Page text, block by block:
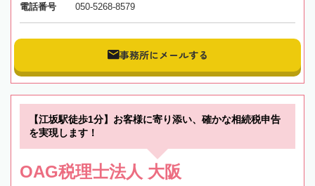
電話番号 050-5268-8579
事務所にメールする
【江坂駅徒歩1分】お客様に寄り添い、確かな相続税申告
を実現します！
OAG税理士法人 大阪